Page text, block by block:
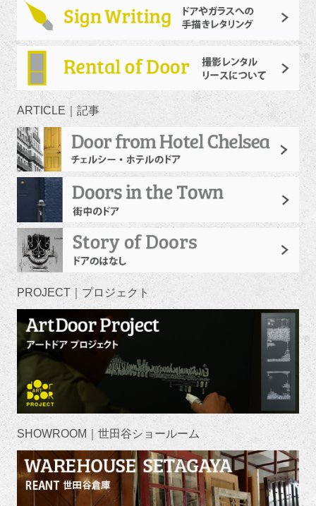
ARTICLE｜記事
PROJECT｜プロジェクト
SHOWROOM｜世田谷ショールーム